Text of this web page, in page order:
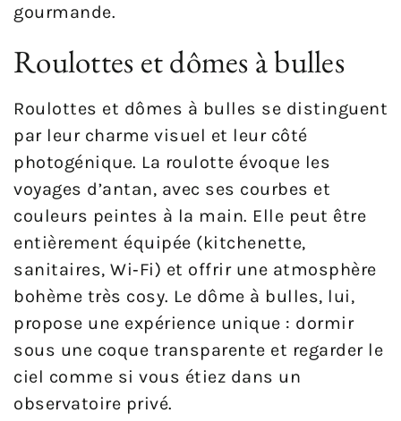
gourmande.
Roulottes et dômes à bulles
Roulottes et dômes à bulles se distinguent
par leur charme visuel et leur côté
photogénique. La roulotte évoque les
voyages d’antan, avec ses courbes et
couleurs peintes à la main. Elle peut être
entièrement équipée (kitchenette,
sanitaires, Wi‑Fi) et offrir une atmosphère
bohème très cosy. Le dôme à bulles, lui,
propose une expérience unique : dormir
sous une coque transparente et regarder le
ciel comme si vous étiez dans un
observatoire privé.